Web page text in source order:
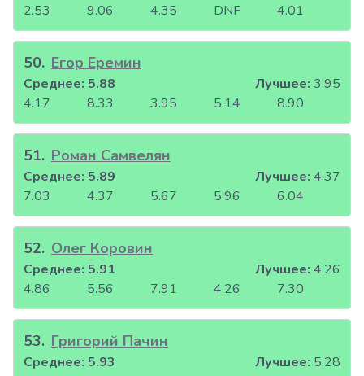
2.53 9.06 4.35 DNF 4.01
50. Егор Еремин
4.17 8.33 3.95 5.14 8.90
Среднее: 5.88 Лучшее: 3.95
51. Роман Самвелян
7.03 4.37 5.67 5.96 6.04
Среднее: 5.89 Лучшее: 4.37
52. Олег Коровин
4.86 5.56 7.91 4.26 7.30
Среднее: 5.91 Лучшее: 4.26
53. Григорий Пачин
Среднее: 5.93 Лучшее: 5.28